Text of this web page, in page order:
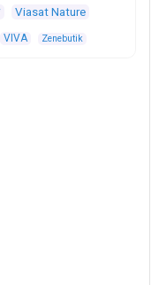
Viasat Nature
VIVA Zenebutik